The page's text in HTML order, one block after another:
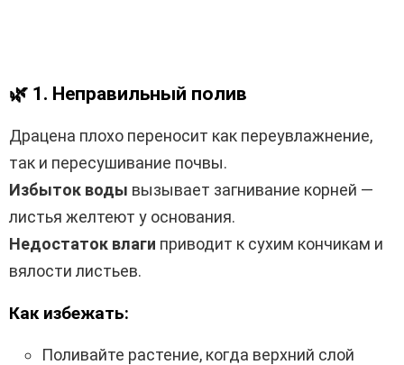
🌿 1. Неправильный полив
Драцена плохо переносит как переувлажнение,
так и пересушивание почвы.
Избыток воды вызывает загнивание корней —
листья желтеют у основания.
Недостаток влаги приводит к сухим кончикам и
вялости листьев.
Как избежать:
Поливайте растение, когда верхний слой